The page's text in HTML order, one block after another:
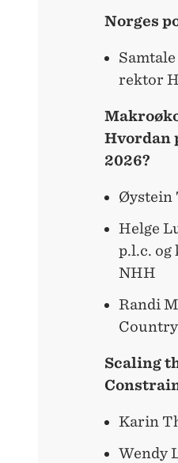
Norges
rektor
Hvordan
2026?
Øystein
Helge
p.l.c. og
NHH
Randi
Scaling
Karin
Wendy